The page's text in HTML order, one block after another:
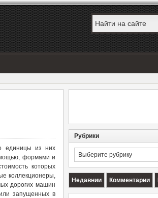
единицы из них
мощью, формами и
которых
коллекционеры,
дорогих машин
запущенных в
Рубрики
Рубрики
Недавнии Комментарии